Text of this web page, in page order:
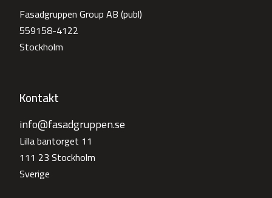
Fasadgruppen Group AB (publ)
559158-4122
Stockholm
Kontakt
info@fasadgruppen.se
Lilla bantorget 11
111 23 Stockholm
Sverige